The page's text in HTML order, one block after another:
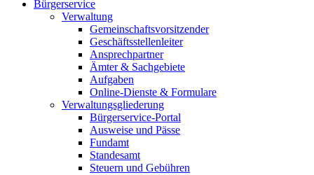
Bürgerservice
Verwaltung
Gemeinschaftsvorsitzender
Geschäftsstellenleiter
Ansprechpartner
Ämter & Sachgebiete
Aufgaben
Online-Dienste & Formulare
Verwaltungsgliederung
Bürgerservice-Portal
Ausweise und Pässe
Fundamt
Standesamt
Steuern und Gebühren